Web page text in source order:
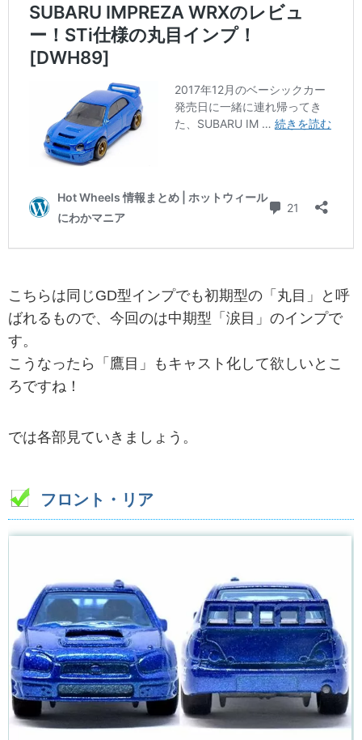
こちらは同じGD型インプでも初期型の「丸目」と呼
ばれるもので、今回のは中期型「涙目」のインプで
す。
こうなったら「鷹目」もキャスト化して欲しいとこ
ろですね！
では各部見ていきましょう。
フロント・リア